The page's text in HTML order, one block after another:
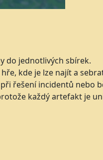
do jednotlivých sbírek.
kde je lze najít a
řešení incidentů nebo
každý artefakt je